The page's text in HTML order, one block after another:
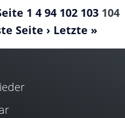
1 4 94 102 103 104
Seite › Letzte »